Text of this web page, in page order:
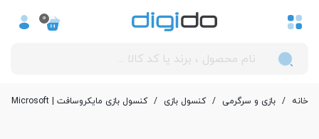
0
خانه / بازی و سرگرمی / کنسول بازی / کنسول بازی مایکروسافت | Microsoft